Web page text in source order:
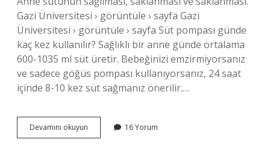
Gazi Üniversitesi › görüntüle › sayfa Gazi
Üniversitesi › görüntüle › sayfa Süt pompası günde
kaç kez kullanılır? Sağlıklı bir anne günde ortalama
600-1035 ml süt üretir. Bebeğinizi emzirmiyorsanız
ve sadece göğüs pompası kullanıyorsanız, 24 saat
içinde 8-10 kez süt sağmanız önerilir.…
Devamını okuyun
Ile
16 Yorum